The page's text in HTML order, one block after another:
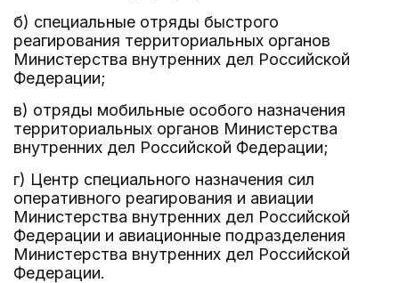
б) специальные отряды быстрого
реагирования территориальных органов
Министерства внутренних дел Российской
Федерации;
в) отряды мобильные особого назначения
территориальных органов Министерства
внутренних дел Российской Федерации;
г) Центр специального назначения сил
оперативного реагирования и авиации
Министерства внутренних дел Российской
Федерации и авиационные подразделения
Министерства внутренних дел Российской
Федерации.